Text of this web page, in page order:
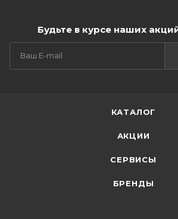
Будьте в курсе наших
КАТАЛОГ
АКЦИИ
СЕРВИСЫ
БРЕНДЫ